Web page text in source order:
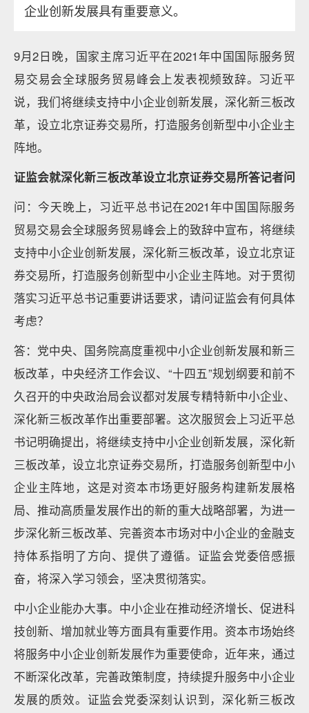
企业创新发展具有重要意义。
9月2日晚，国家主席习近平在2021年中国国际服务贸
易交易会全球服务贸易峰会上发表视频致辞。习近平
说，我们将继续支持中小企业创新发展，深化新三板改
革，设立北京证券交易所，打造服务创新型中小企业主
阵地。
证监会就深化新三板改革设立北京证券交易所答记者问
问：今天晚上，习近平总书记在2021年中国国际服务
贸易交易会全球服务贸易峰会上的致辞中宣布，将继续
支持中小企业创新发展，深化新三板改革，设立北京证
券交易所，打造服务创新型中小企业主阵地。对于贯彻
落实习近平总书记重要讲话要求，请问证监会有何具体
考虑？
答：党中央、国务院高度重视中小企业创新发展和新三
板改革，中央经济工作会议、“十四五”规划纲要和前不
久召开的中央政治局会议都对发展专精特新中小企业、
深化新三板改革作出重要部署。这次服贸会上习近平总
书记明确提出，将继续支持中小企业创新发展，深化新
三板改革，设立北京证券交易所，打造服务创新型中小
企业主阵地，这是对资本市场更好服务构建新发展格
局、推动高质量发展作出的新的重大战略部署，为进一
步深化新三板改革、完善资本市场对中小企业的金融支
持体系指明了方向、提供了遵循。证监会党委倍感振
奋，将深入学习领会，坚决贯彻落实。
中小企业能办大事。中小企业在推动经济增长、促进科
技创新、增加就业等方面具有重要作用。资本市场始终
将服务中小企业创新发展作为重要使命，近年来，通过
不断深化改革，完善政策制度，持续提升服务中小企业
发展的质效。证监会党委深刻认识到，深化新三板改